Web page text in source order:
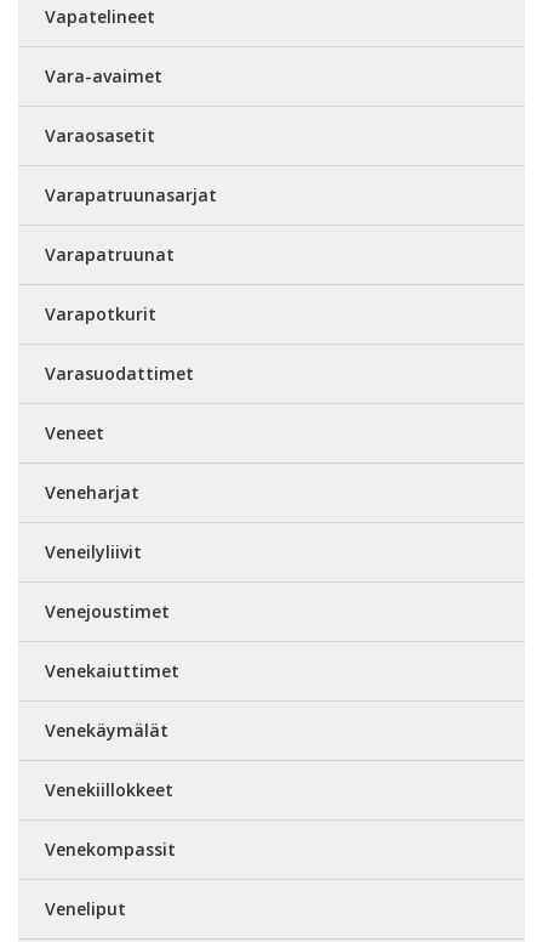
Vapatelineet
Vara-avaimet
Varaosasetit
Varapatruunasarjat
Varapatruunat
Varapotkurit
Varasuodattimet
Veneet
Veneharjat
Veneilyliivit
Venejoustimet
Venekaiuttimet
Venekäymälät
Venekiillokkeet
Venekompassit
Veneliput